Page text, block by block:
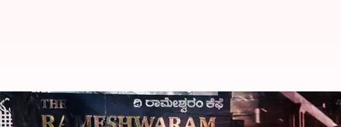
Rameshwaram Cafe Blast: రామేశ్వరం కేఫ్‌